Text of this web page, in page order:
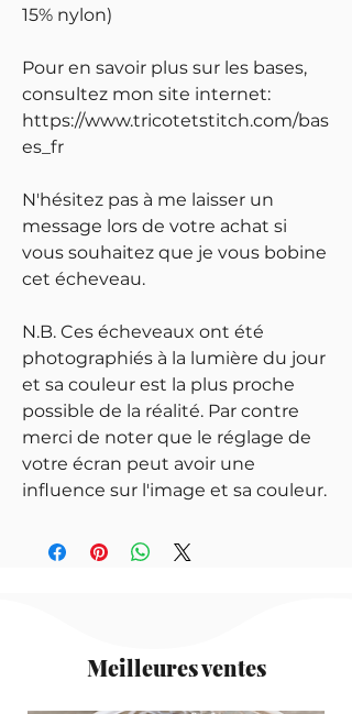
15% nylon)
Pour en savoir plus sur les bases,
consultez mon site internet:
https://www.tricotetstitch.com/bas
es_fr
N'hésitez pas à me laisser un
message lors de votre achat si
vous souhaitez que je vous bobine
cet écheveau.
N.B. Ces écheveaux ont été
photographiés à la lumière du jour
et sa couleur est la plus proche
possible de la réalité. Par contre
merci de noter que le réglage de
votre écran peut avoir une
influence sur l'image et sa couleur.
Meilleures ventes